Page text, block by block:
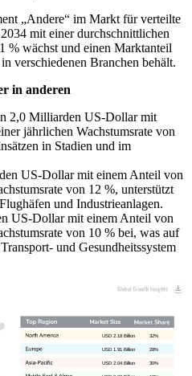
„Andere“ im Markt für verteilte
mit einer durchschnittlichen
% wächst und einen Marktanteil
verschiedenen Branchen behält.
in anderen
2,0 Milliarden US-Dollar mit
jährlichen Wachstumsrate von
in Stadien und im
US-Dollar mit einem Anteil von
von 12 %, unterstützt
und Industrieanlagen.
US-Dollar mit einem Anteil von
von 10 % bei, was auf
und Gesundheitssystem
30%
USD 2.04 Billion
28%
USD 1.91 Billion
32%
USD 2.18 Billion